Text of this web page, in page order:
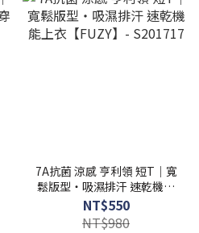
7A抗菌 涼感 亨利領 短T｜寬
鬆版型・吸濕排汗 速乾機能
上衣【FUZY】- S201717
NT$550
NT$980